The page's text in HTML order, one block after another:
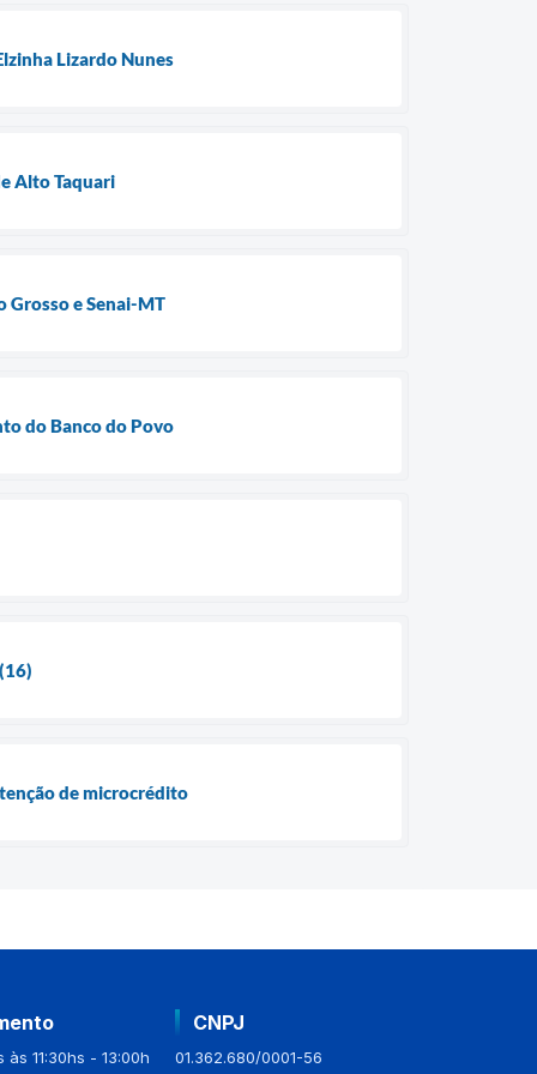
Lizardo Nunes
Alto Taquari
Grosso e Senai-MT
do Banco do Povo
de microcrédito
às 11:30hs - 13:00h
CNPJ
01.362.680/0001-56